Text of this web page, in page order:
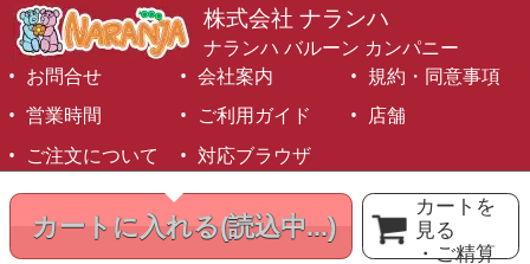
カートに入れる(読込中...)
カートを
見る
・ご精算
株式会社 ナランハ
ナランハ バルーン カンパニー
お問合せ
会社案内
規約・同意事項
営業時間
ご利用ガイド
店舗
ご注文について
対応ブラウザ
©1999-2026 NARANJA Inc. All Rights Reserved.